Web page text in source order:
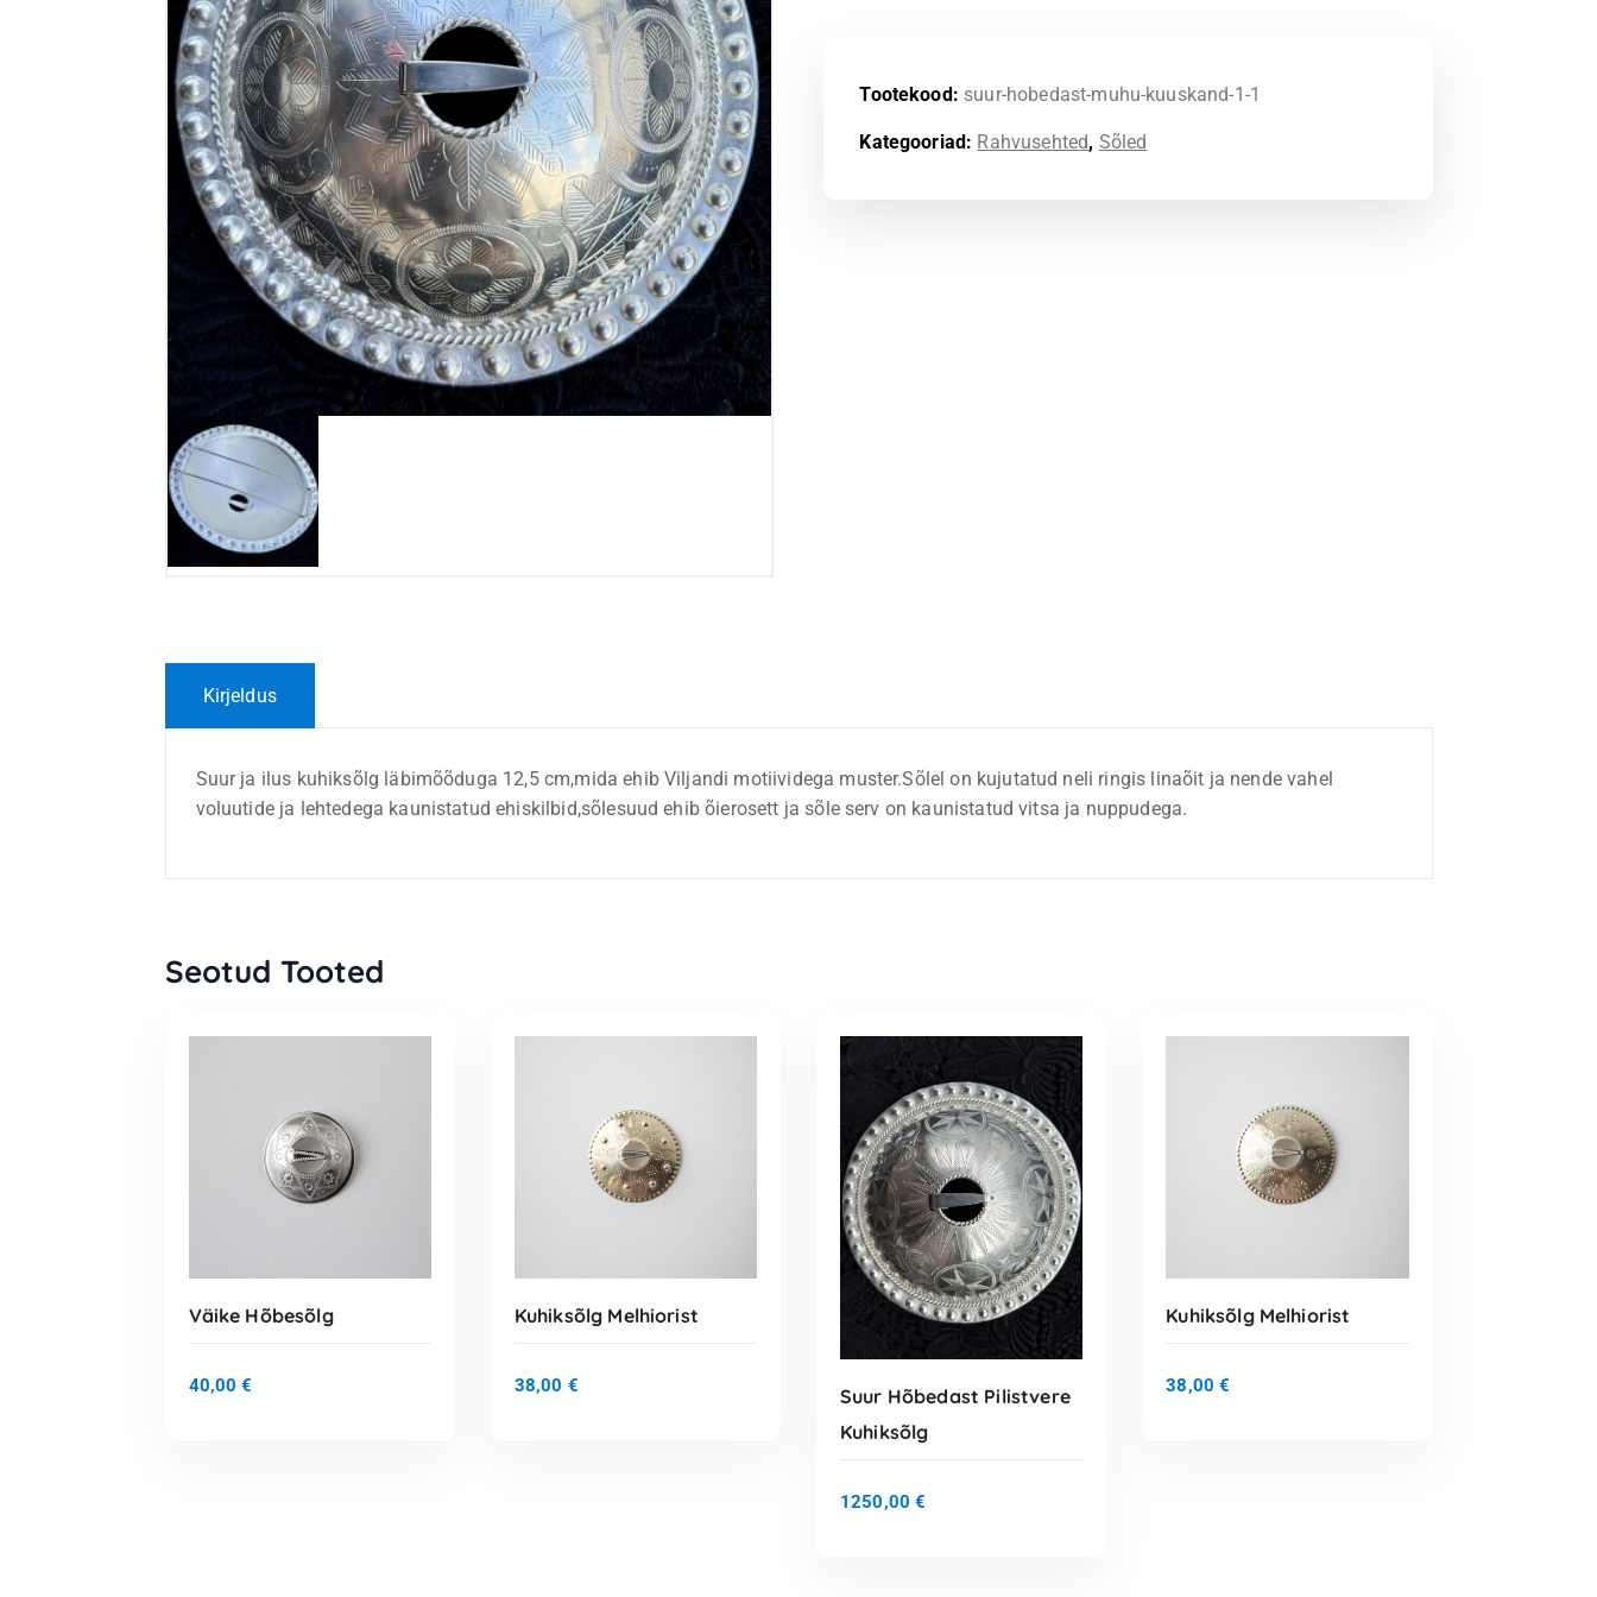
Tootekood: suur-hobedast-muhu-kuuskand-1-1
Kategooriad: Rahvusehted, Sõled
Kirjeldus
Suur ja ilus kuhiksõlg läbimõõduga 12,5 cm,mida ehib Viljandi motiividega muster.Sõlel on kujutatud neli ringis linaõit ja nende vahel
voluutide ja lehtedega kaunistatud ehiskilbid,sõlesuud ehib õierosett ja sõle serv on kaunistatud vitsa ja nuppudega.
Seotud Tooted
Väike Hõbesõlg
40,00€
Kuhiksõlg Melhiorist
38,00 €
Suur Hõbedast Pilistvere
Kuhiksõlg
1250,00€
Kuhiksõlg Melhiorist
38,00€